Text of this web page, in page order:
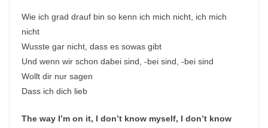
Wie ich grad drauf bin so kenn ich mich nicht, ich mich
nicht
Wusste gar nicht, dass es sowas gibt
Und wenn wir schon dabei sind, -bei sind, -bei sind
Wollt dir nur sagen
Dass ich dich lieb
The way I’m on it, I don’t know myself, I don’t know